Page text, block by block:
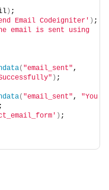
) ;
Email Codeigniter' ) ;
email is sent using
( "email_sent"
) ;
( "email_sent", "You
;
) ;